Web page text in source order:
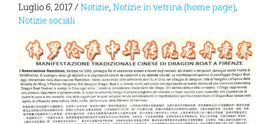
Luglio 6, 2017/Notizie,Notizie in vetrina (home page),
Notizie sociali